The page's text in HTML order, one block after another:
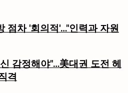
점차 '회의적'…"인력과 자원
감정해야"…美대권 도전 헤
격